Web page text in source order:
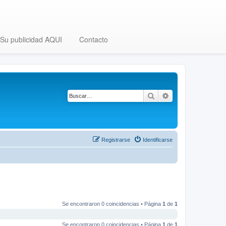
publicidad AQUI Contacto
Buscar
Identificarse
Registrarse
Se encontraron 0 coincidencias • Página 1 de 1
Se encontraron 0 coincidencias • Página 1 de 1